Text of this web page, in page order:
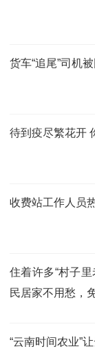
货车“追尾”司机
待到疫尽繁花开
收费站工作人员
住着许多“村子
民居家不用愁，
“云南时间农业”